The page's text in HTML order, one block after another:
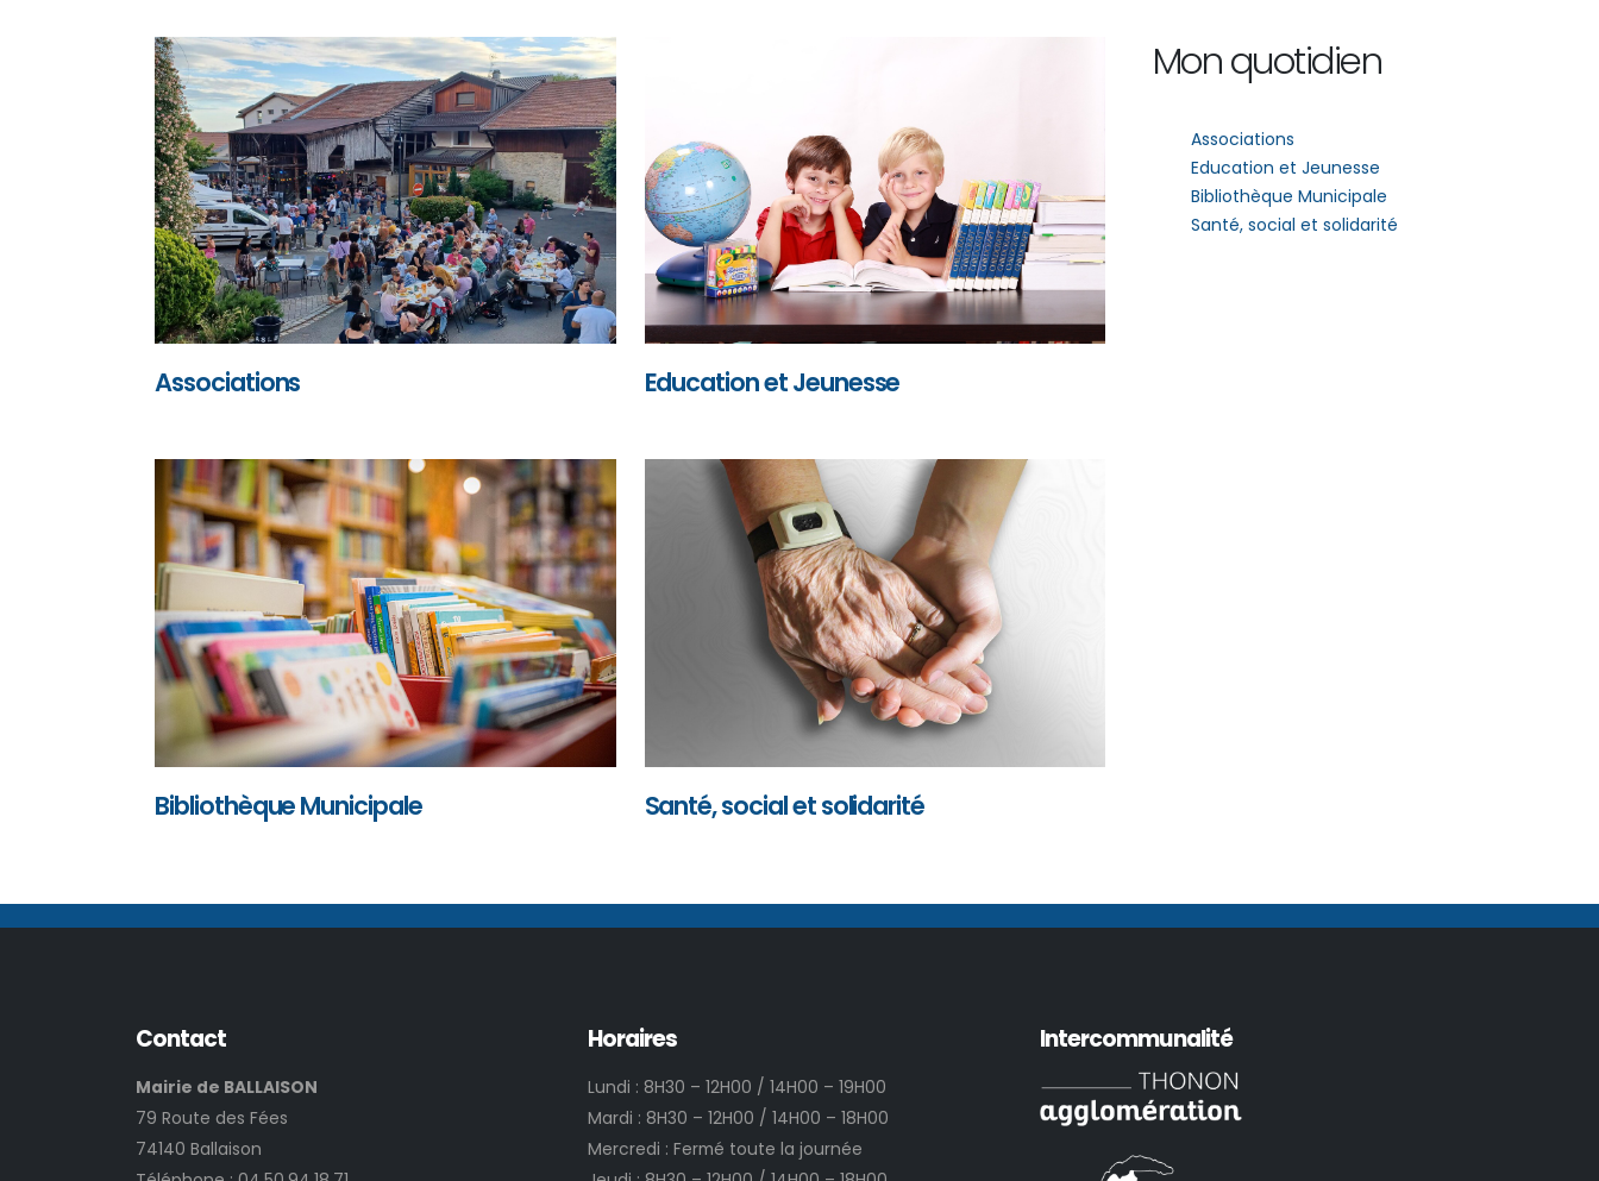
Associations Education et Jeunesse
Bibliothèque Municipale Santé, social et solidarité
Mon quotidien
Associations
Education et Jeunesse
Bibliothèque Municipale
Santé, social et solidarité
Contact
Mairie de BALLAISON
79 Route des Fées
74140 Ballaison
Horaires
Lundi : 8H30 – 12H00 / 14H00 – 19H00
Mardi : 8H30 – 12H00 / 14H00 – 18H00
Mercredi : Fermé toute la journée
Intercommunalité